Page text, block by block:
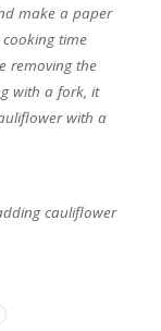
make a paper
time
removing the
with a fork, it
with a
cauliflower